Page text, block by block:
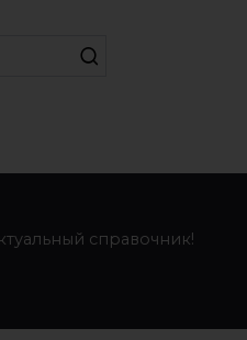
справочник!